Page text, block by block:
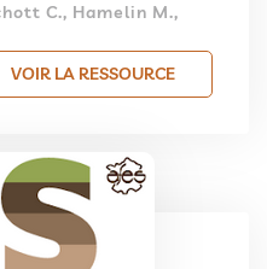
C., Hamelin M.,
VOIR LA RESSOURCE